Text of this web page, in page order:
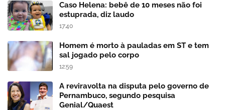
Caso Helena: bebê de 10 meses não foi
estuprada, diz laudo
17:40
Homem é morto à pauladas em ST e tem
sal jogado pelo corpo
12:59
A reviravolta na disputa pelo governo de
Pernambuco, segundo pesquisa
Genial/Quaest